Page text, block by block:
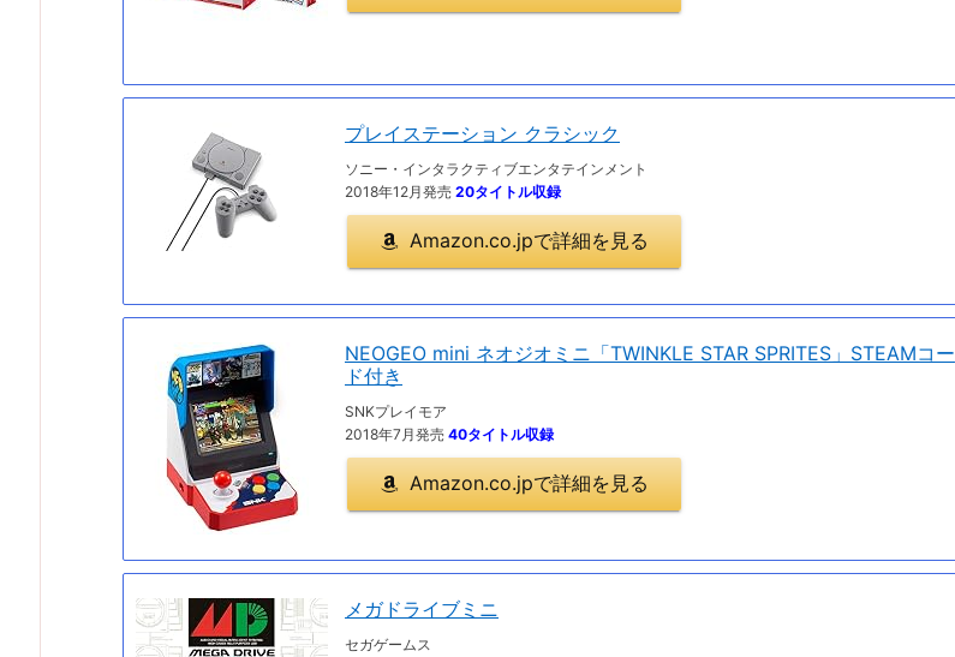
プレイステーション クラシック
ソニー・インタラクティブエンタテインメント
2018年12月発売 20タイトル収録
Amazon.co.jpで詳細を見る
NEOGEO mini ネオジオミニ「TWINKLE STAR SPRITES」STEAMコー
ド付き
SNKプレイモア
2018年7月発売 40タイトル収録
Amazon.co.jpで詳細を見る
メガドライブミニ
セガゲームス